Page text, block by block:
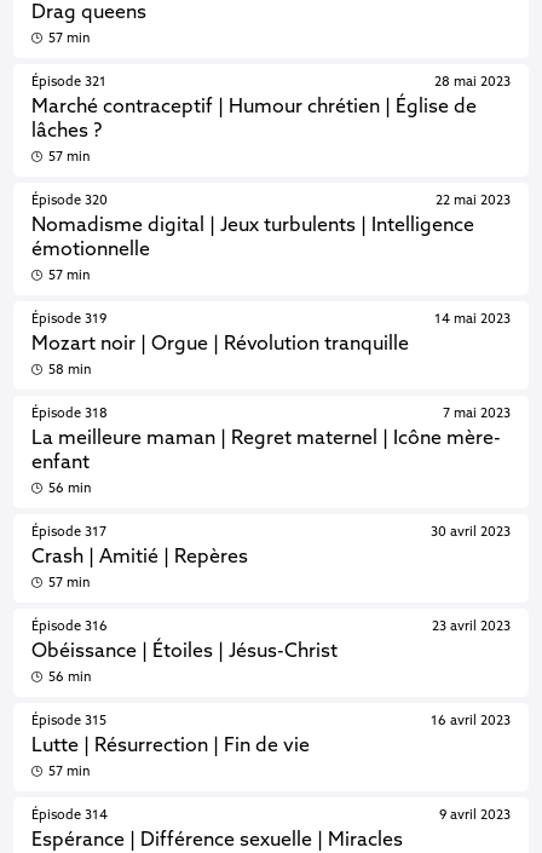
Drag queens
57 min
Épisode 321
Marché contraceptif | Humour chrétien | Église de
lâches ?
28 mai 2023
57 min
Épisode 320
Nomadisme digital | Jeux turbulents | Intelligence
émotionnelle
22 mai 2023
57 min
Épisode 319
Mozart noir | Orgue | Révolution tranquille
14 mai 2023
58 min
Épisode 318
La meilleure maman | Regret maternel | Icône mère-
enfant
7 mai 2023
56 min
Épisode 317
Crash | Amitié | Repères
30 avril 2023
57 min
Épisode 316
Obéissance | Étoiles | Jésus-Christ
23 avril 2023
56 min
Épisode 315
Lutte | Résurrection | Fin de vie
16 avril 2023
57 min
Épisode 314
Espérance | Différence sexuelle | Miracles
9 avril 2023